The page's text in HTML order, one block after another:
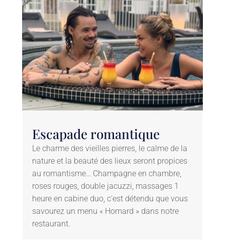
Escapade romantique
Le charme des vieilles pierres, le calme de la
nature et la beauté des lieux seront propices
au romantisme… Champagne en chambre,
roses rouges, double jacuzzi, massages 1
heure en cabine duo, c’est détendu que vous
savourez un menu « Homard » dans notre
restaurant.